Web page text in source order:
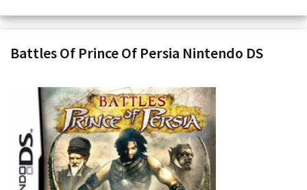
Battles Of Prince Of Persia Nintendo DS